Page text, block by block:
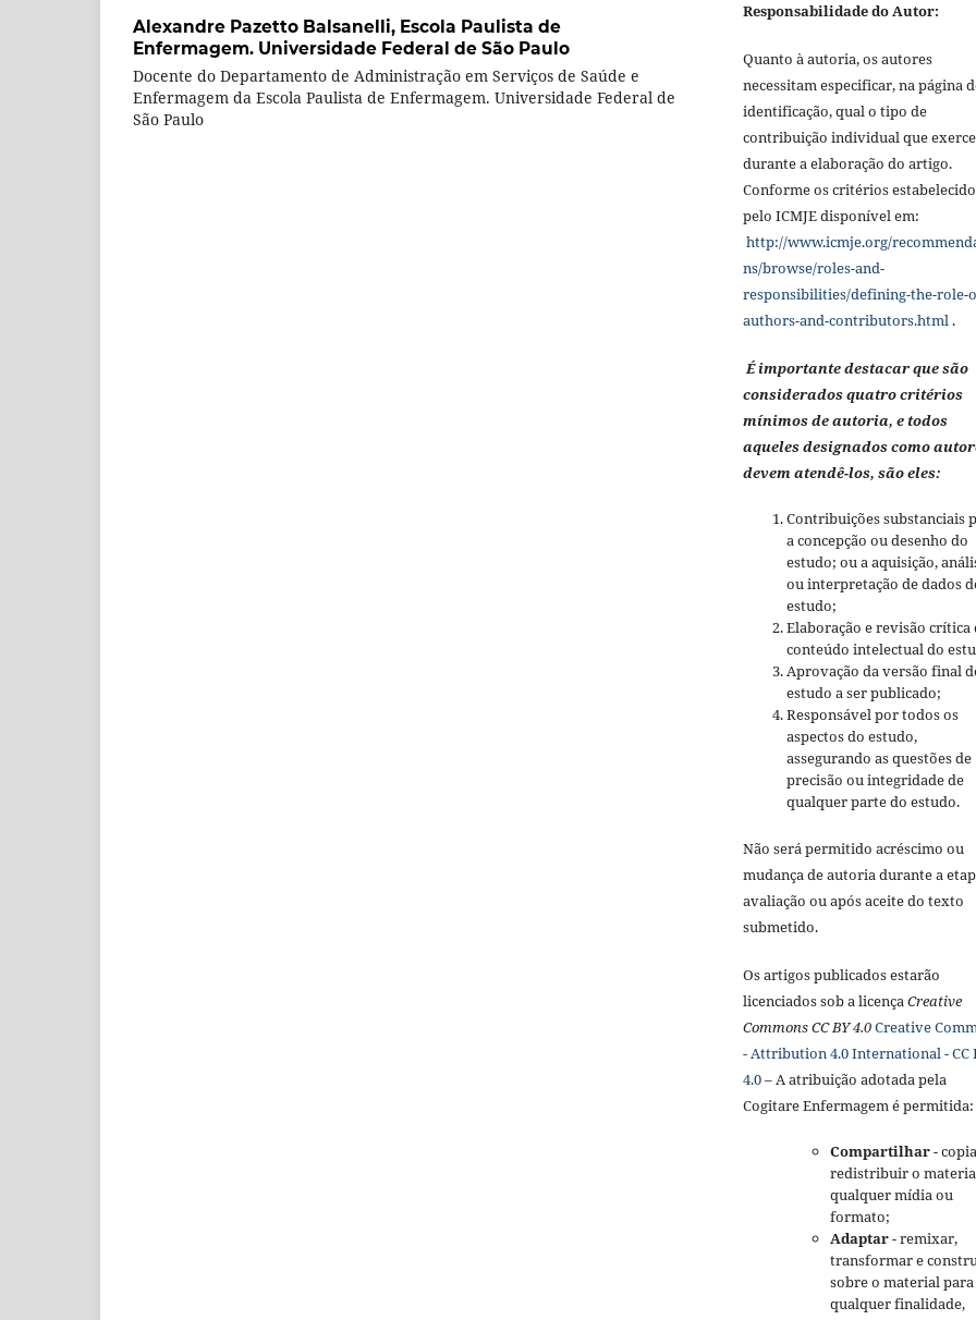
Alexandre Pazetto Balsanelli, Escola Paulista de
Enfermagem. Universidade Federal de São Paulo
Docente do Departamento de Administração em Serviços de Saúde e
Enfermagem da Escola Paulista de Enfermagem. Universidade Federal de
São Paulo
Responsabilidade do Autor:
Quanto à autoria, os autores
necessitam especificar, na página
identificação, qual o tipo de
contribuição individual que
durante a elaboração do artigo.
Conforme os critérios
pelo ICMJE disponível em:
http://www.icmje.org/
ns/browse/roles-and-
responsibilities/defining-the-role-
authors-and-contributors.html .
É importante destacar que são
considerados quatro critérios
mínimos de autoria, e todos
aqueles designados como
devem atendê-los, são eles:
Contribuições substanciais
a concepção ou desenho do
estudo; ou a aquisição,
ou interpretação de dados
estudo;
Elaboração e revisão crítica
conteúdo intelectual do
Aprovação da versão final
estudo a ser publicado;
Responsável por todos os
aspectos do estudo,
assegurando as questões de
precisão ou integridade de
qualquer parte do estudo.
Não será permitido acréscimo ou
mudança de autoria durante a
avaliação ou após aceite do texto
submetido.
Os artigos publicados estarão
licenciados sob a licença Creative
Commons CC BY 4.0Creative
- Attribution 4.0 International - CC
4.0– A atribuição adotada pela
Cogitare Enfermagem é permitida:
Compartilhar-
redistribuir o
qualquer mídia ou
formato;
Adaptar- remixar,
transformar e
sobre o material para
qualquer finalidade,